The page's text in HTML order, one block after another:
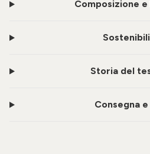
Composizione
Storia del
Consegna